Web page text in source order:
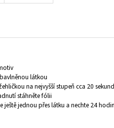
látkou
na nejvyšší stupeň cca 20 sekund
stáhněte fólii
ještě jednou přes látku a nechte 24